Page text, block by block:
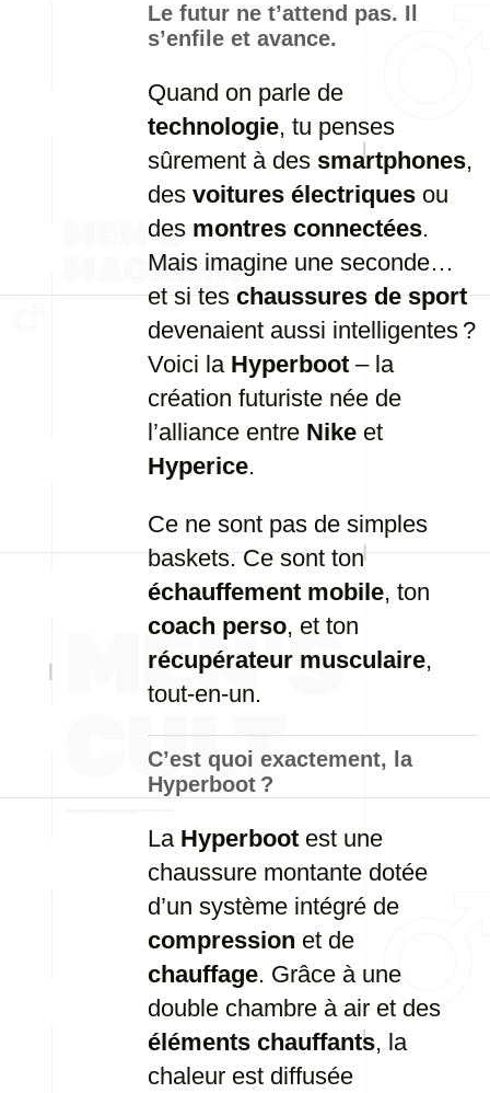
Le futur ne t’attend pas. Il
s’enfile et avance.
Quand on parle de
technologie, tu penses
sûrement à des smartphones,
des voitures électriques ou
des montres connectées.
Mais imagine une seconde…
et si teschaussures de sport
devenaient aussi intelligentes ?
Voici la Hyperboot – la
création futuriste née de
l’alliance entre Nike et
Hyperice.
Ce ne sont pas de simples
baskets. Ce sont ton
échauffement mobile, ton
coach perso, et ton
récupérateur musculaire,
tout-en-un.
C’est quoi exactement, la
Hyperboot ?
La Hyperboot est une
chaussure montante dotée
d’un système intégré de
compression et de
chauffage. Grâce à une
double chambre à air et des
éléments chauffants, la
chaleur est diffusée